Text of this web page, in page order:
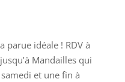
parue idéale ! RDV à
Mandailles qui
et une fin à